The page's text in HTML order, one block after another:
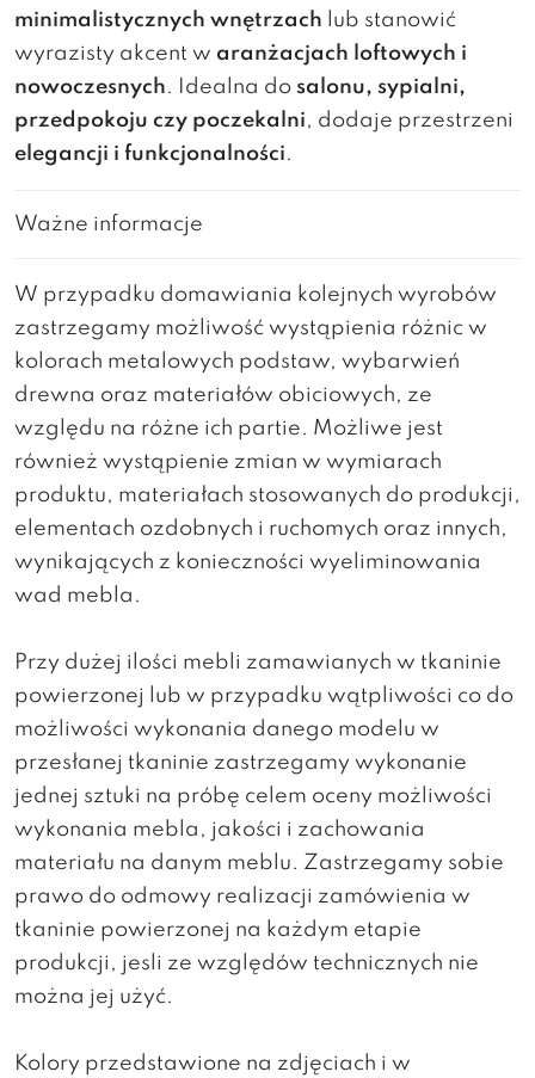
minimalistycznych wnętrzach lub stanowić
wyrazisty akcent w aranżacjach loftowych i
nowoczesnych. Idealna do salonu, sypialni,
przedpokoju czy poczekalni, dodaje przestrzeni
elegancji i funkcjonalności.
Ważne informacje
W przypadku domawiania kolejnych wyrobów
zastrzegamy możliwość wystąpienia różnic w
kolorach metalowych podstaw, wybarwień
drewna oraz materiałów obiciowych, ze
względu na różne ich partie. Możliwe jest
również wystąpienie zmian w wymiarach
produktu, materiałach stosowanych do produkcji,
elementach ozdobnych i ruchomych oraz innych,
wynikających z konieczności wyeliminowania
wad mebla.
Przy dużej ilości mebli zamawianych w tkaninie
powierzonej lub w przypadku wątpliwości co do
możliwości wykonania danego modelu w
przesłanej tkaninie zastrzegamy wykonanie
jednej sztuki na próbę celem oceny możliwości
wykonania mebla, jakości i zachowania
materiału na danym meblu. Zastrzegamy sobie
prawo do odmowy realizacji zamówienia w
tkaninie powierzonej na każdym etapie
produkcji, jesli ze względów technicznych nie
można jej użyć.
Kolory przedstawione na zdjęciach i w